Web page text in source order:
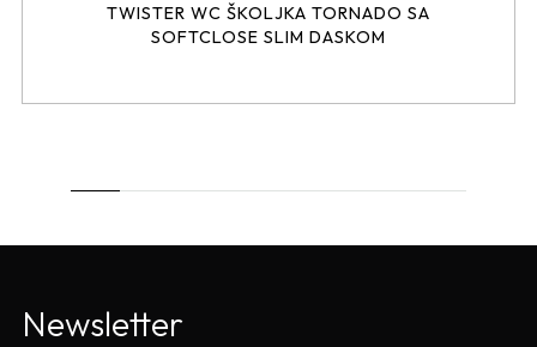
TWISTER WC ŠKOLJKA TORNADO SA
SOFTCLOSE SLIM DASKOM
Newsletter